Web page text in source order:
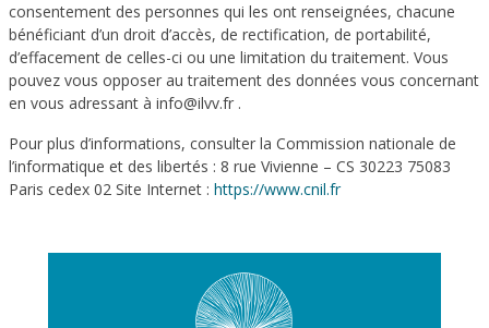
consentement des personnes qui les ont renseignées, chacune
bénéficiant d’un droit d’accès, de rectification, de portabilité,
d’effacement de celles-ci ou une limitation du traitement. Vous
pouvez vous opposer au traitement des données vous concernant
en vous adressant à info@ilvv.fr .
Pour plus d’informations, consulter la Commission nationale de
l’informatique et des libertés : 8 rue Vivienne – CS 30223 75083
Paris cedex 02 Site Internet : https://www.cnil.fr